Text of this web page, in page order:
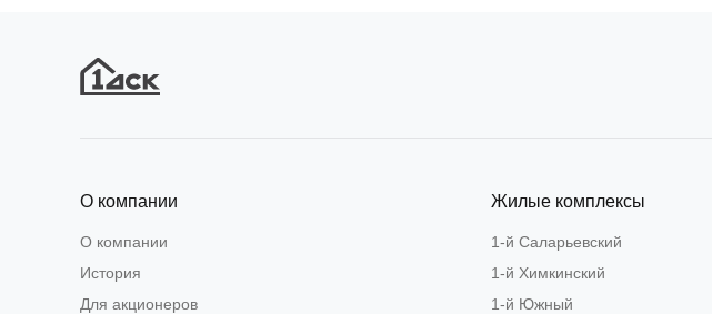
О компании
О компании
История
Для акционеров
Жилые комплексы
1-й Саларьевский
1-й Химкинский
1-й Южный